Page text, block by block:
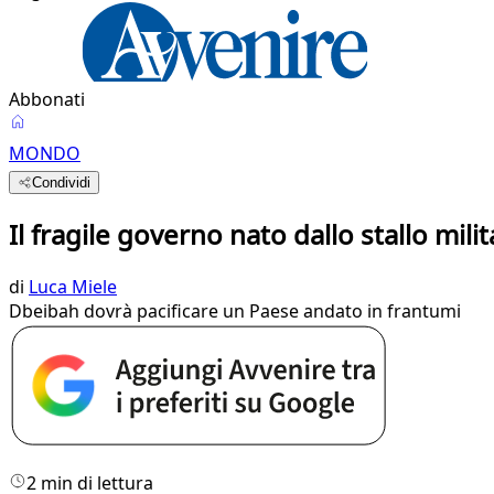
Abbonati
MONDO
Condividi
Il fragile governo nato dallo stallo
di Luca Miele
Dbeibah dovrà pacificare un Paese andato in frantumi
2 min di lettura